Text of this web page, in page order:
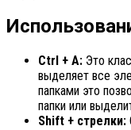
Ctrl + A: Это
выделяет все
папками это
папки или
Shift + стрелки: